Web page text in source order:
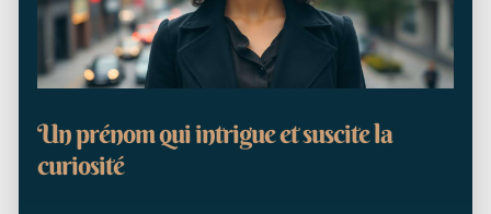
Un prénom qui intrigue et suscite la
curiosité